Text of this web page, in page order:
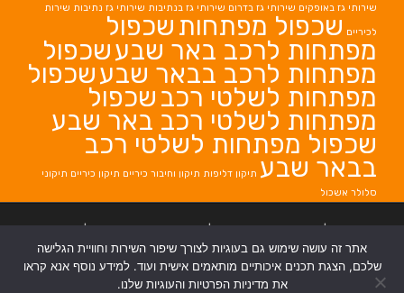
שירותי גז באופקים שירותי גז בדרום שירותי גז בנתיבות שירותי גז נתיבות שירות
לכיריים שכפול מפתחות שכפול
מפתחות לרכב באר שבעשכפול
מפתחות לרכב בבאר שבעשכפול
מפתחות לשלטי רכב שכפול
מפתחות לשלטי רכב באר שבע
שכפול מפתחות לשלטי רכב
בבאר שבע תיקון דליפות תיקון וחיבור כיריים תיקון כיריים תיקוני
סלולר אשכול
בבאר שבע |
אתר זה עושה שימוש גם בעוגיות לצורך שיפור השירות וחוויית הגלישה
שלכם, הצגת תכנים איכותיים מותאמים אישית ועוד. למידע נוסף אנא קראו
את מדיניות הפרטיות והעוגיות שלנו.